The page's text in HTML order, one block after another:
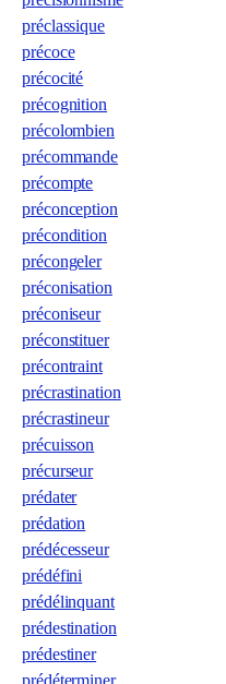
préclassique
précoce
précocité
précognition
précolombien
précommande
précompte
préconception
précondition
précongeler
préconisation
préconiseur
préconstituer
précontraint
précrastination
précrastineur
précuisson
précurseur
prédater
prédation
prédécesseur
prédéfini
prédélinquant
prédestination
prédestiner
prédéterminer